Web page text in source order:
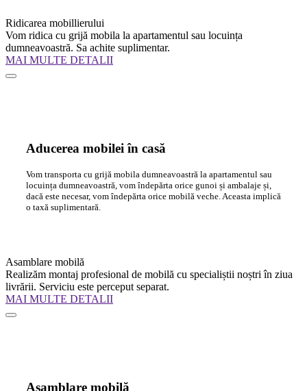
Ridicarea mobillierului
Vom ridica cu grijă mobila la apartamentul sau locuința
dumneavoastră. Sa achite suplimentar.
MAI MULTE DETALII
Aducerea mobilei în casă
Vom transporta cu grijă mobila dumneavoastră la apartamentul sau
locuința dumneavoastră, vom îndepărta orice gunoi și ambalaje și,
dacă este necesar, vom îndepărta orice mobilă veche. Aceasta implică
o taxă suplimentară.
Asamblare mobilă
Realizăm montaj profesional de mobilă cu specialiștii noștri în ziua
livrării. Serviciu este perceput separat.
MAI MULTE DETALII
Asamblare mobilă